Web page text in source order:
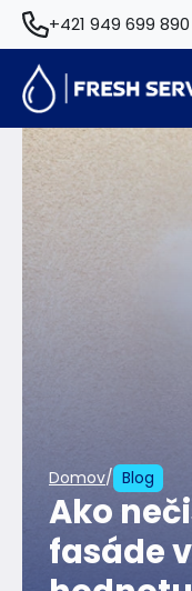
+421 949 699 890
Domov/ Blog
Ako
fasáde